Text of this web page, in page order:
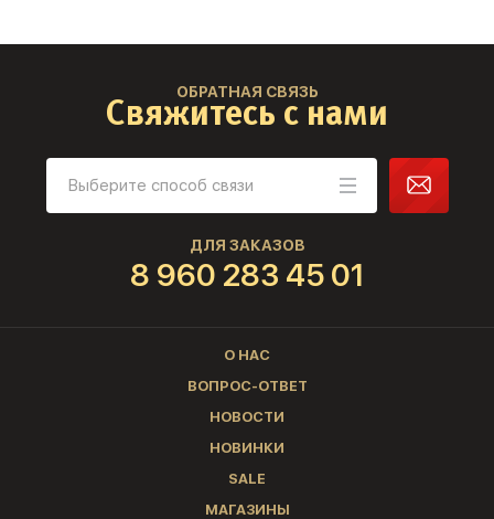
ОБРАТНАЯ СВЯЗЬ
Свяжитесь с нами
ДЛЯ ЗАКАЗОВ
8 960 283 45 01
О НАС
ВОПРОС-ОТВЕТ
НОВОСТИ
НОВИНКИ
SALE
МАГАЗИНЫ